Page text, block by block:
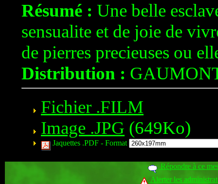
Résumé : Une belle
sensualite et de joie de
de pierres precieuses ou
Distribution :
Fichier .FILM
Image .JPG (649Ko)
Jaquettes .PDF - Format
Répondre à ce
Alerter les